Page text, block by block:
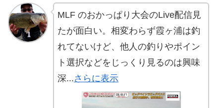
MLF のおかっぱり大会のLive配信見
たが面白い。相変わらず霞ヶ浦は釣
れてないけど、他人の釣りやポイン
ト選択などをじっくり見るのは興味
深...さらに表示